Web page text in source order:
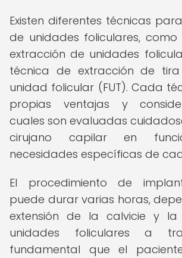
Existen diferentes técnicas
de unidades foliculares,
extracción de unidades
técnica de extracción de
unidad folicular (FUT). Cada
propias ventajas y
cuales son evaluadas
cirujano capilar en
necesidades específicas de
El procedimiento de
puede durar varias horas,
extensión de la calvicie y
unidades foliculares a
fundamental que el